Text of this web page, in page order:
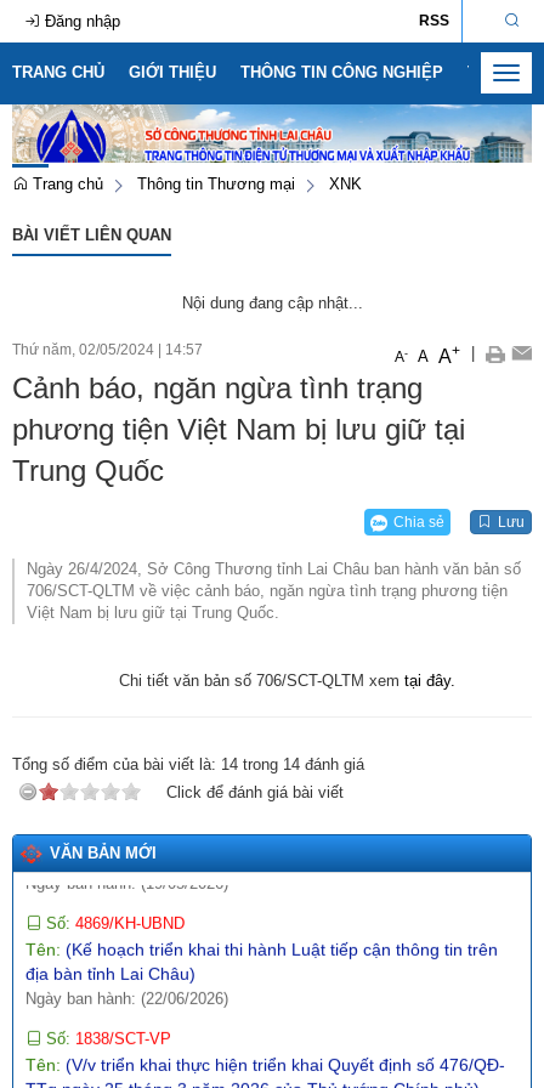
RSS
Đăng nhập
TRANG CHỦ GIỚI THIỆU THÔNG TIN CÔNG NGHIỆP THÔNG
Trang chủ Thông tin Thương mại XNK
BÀI VIẾT LIÊN QUAN
Nội dung đang cập nhật...
Thứ năm, 02/05/2024 14:57 A- A A+
Cảnh báo, ngăn ngừa tình trạng
phương tiện Việt Nam bị lưu giữ tại
Trung Quốc
Chia sẻ Lưu
Ngày 26/4/2024, Sở Công Thương tỉnh Lai Châu ban hành văn bản số
706/SCT-QLTM về việc cảnh báo, ngăn ngừa tình trạng phương tiện
Việt Nam bị lưu giữ tại Trung Quốc.
Chi tiết văn bản số 706/SCT-QLTM xem tại đây.
Tổng số điểm của bài viết là: 14 trong 14 đánh giá
Click để đánh giá bài viết
VĂN BẢN MỚI
Số: 1792/KH-SCT
Tên:(Kế hoạch thực hiện Nghị quyết số 57-NQ/TW, ngày
22/12/2024 của Bộ Chính trị về đột phá phát triển khoa học,
công nghệ, đổi mới sáng tạo và chuyển đổi số quốc gia năm
2026)
Ngày ban hành: (09/05/2026)
thi, hỏi đáp các quy định SPS trong xuất khẩu nông - lâm - thủy
sản vào thị trường EU)
Ngày ban hành: (12/07/2026)
(V/v triển khai thực hiện Thông báo số 01-TB/CQTTBCĐ
Ngày ban hành: (09/05/2026)
Số: 142/2026/NĐ-CP
hành Luật Trí tuệ nhân tạo)
Ngày ban hành: (19/05/2026)
Số: 4869/KH-UBND
Tên: (Kế hoạch triển khai thi hành Luật tiếp cận thông tin trên
địa bàn tỉnh Lai Châu)
Ngày ban hành: (22/06/2026)
Số: 1838/SCT-VP
Tên: (V/v triển khai thực hiện triển khai Quyết định số 476/QĐ-
TTg ngày 25 tháng 3 năm 2026 của Thủ tướng Chính phủ)